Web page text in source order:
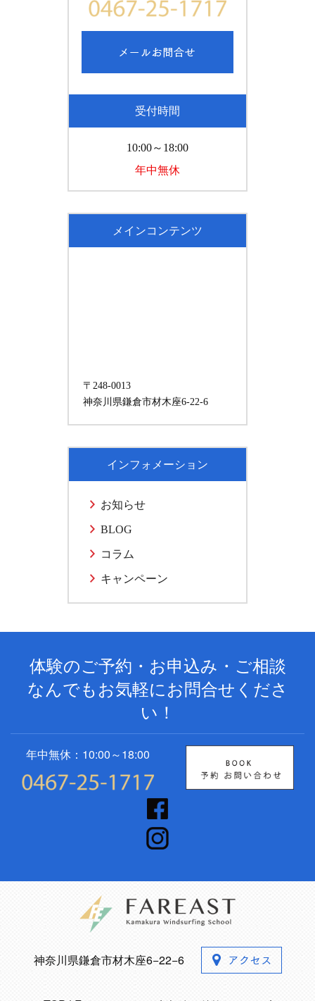
受付時間
10:00～18:00
年中無休
メインコンテンツ
〒248-0013
神奈川県鎌倉市材木座6-22-6
インフォメーション
お知らせ
BLOG
コラム
キャンペーン
体験のご予約・お申込み・ご相談
なんでもお気軽にお問合せくださ
い！
年中無休：10:00～18:00
神奈川県鎌倉市材木座6−22−6